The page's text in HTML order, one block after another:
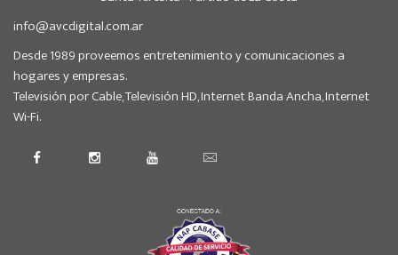
info@avcdigital.com.ar
Desde 1989 proveemos entretenimiento y comunicaciones a
hogares y empresas.
Televisión por Cable, Televisión HD, Internet Banda Ancha, Internet
Wi-Fi.